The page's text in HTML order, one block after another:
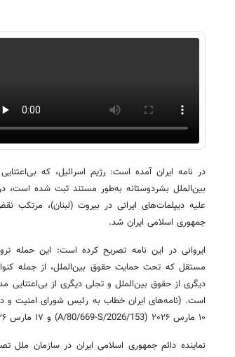
در نامه ایران آمده است: رژیم اسرائیل، که
علیه دیپلمات‌های ایرانی در بیروت (لبنان)،
جمهوری اسلامی ایران شد.
ایروانی در این نامه تصریح کرده است: این حمله
مستقل که تحت حمایت حقوق بین‌الملل، از جمله
دیگری از حقوق بین‌الملل و تجلی دیگری از بی‌اعتنایی
۱۰ مارس ۲۰۲۶ (A/80/669-S/2026/153) و ۱۷ مارس ۲۰۲۶ (A/80/677-S/2026/194)).
نماینده دائم جمهوری اسلامی ایران در سازمان ملل